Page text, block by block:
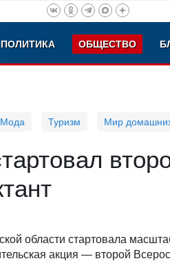
ПОЛИТИКА ОБЩЕСТВО
Мода Туризм Мир
области стартовала
акция — второй